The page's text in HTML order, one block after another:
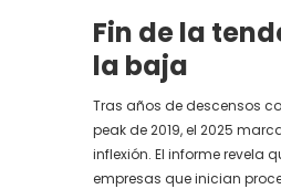
Fin de la
la baja
Tras años de descensos
peak de 2019, el 2025
inflexión. El informe revela
empresas que inician